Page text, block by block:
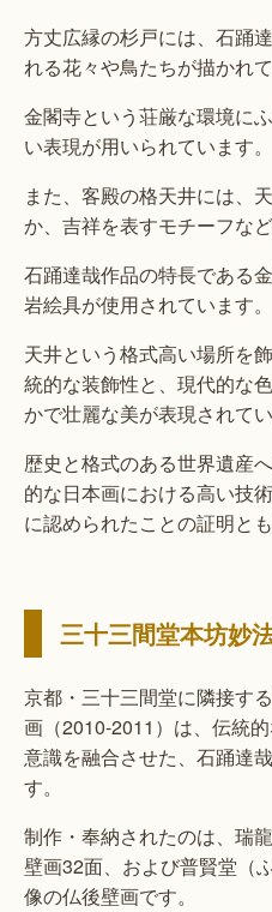
方丈広縁の杉戸には、石踊
れる花々や鳥たちが描かれて
金閣寺という荘厳な環境に
い表現が用いられています。
また、客殿の格天井には、
か、吉祥を表すモチーフな
石踊達哉作品の特長である
岩絵具が使用されています。
天井という格式高い場所を
統的な装飾性と、現代的な
かで壮麗な美が表現されてい
歴史と格式のある世界遺産
的な日本画における高い技
に認められたことの証明と
三十三間堂本坊妙
京都・三十三間堂に隣接す
画（2010-2011）は、伝統
意識を融合させた、石踊達
す。
制作・奉納されたのは、瑞
壁画32面、および普賢堂（
像の仏後壁画です。